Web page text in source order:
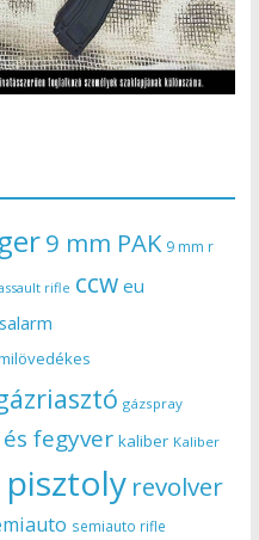
9 mm PAK 9 mm r
rifle ccw eu
gázspray
fegyver kaliber Kaliber
pisztoly revolver
semiauto rifle